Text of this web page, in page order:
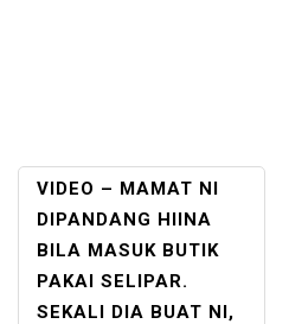
POST
NAVIGATION
VIDEO – MAMAT NI
DIPANDANG HIINA
BILA MASUK BUTIK
PAKAI SELIPAR.
SEKALI DIA BUAT NI,